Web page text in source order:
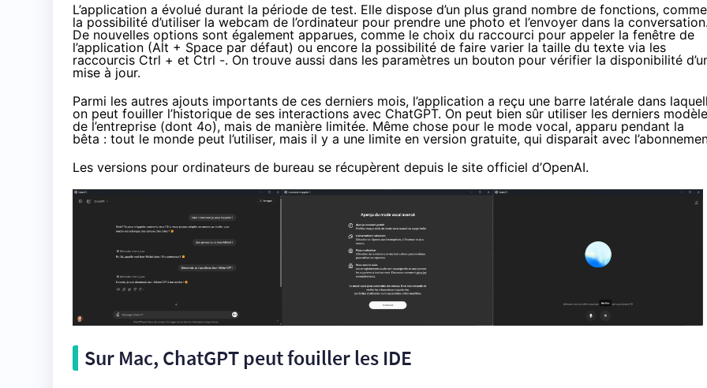
L’application a évolué durant la période de test. Elle dispose d’un plus grand nombre de fonctions, comme
la possibilité d’utiliser la webcam de l’ordinateur pour prendre une photo et l’envoyer dans la conversation.
De nouvelles options sont également apparues, comme le choix du raccourci pour appeler la fenêtre de
l’application (Alt + Space par défaut) ou encore la possibilité de faire varier la taille du texte via les
raccourcis Ctrl + et Ctrl -. On trouve aussi dans les paramètres un bouton pour vérifier la disponibilité
mise à jour.
Parmi les autres ajouts importants de ces derniers mois, l’application a reçu une barre latérale dans
on peut fouiller l’historique de ses interactions avec ChatGPT. On peut bien sûr utiliser les derniers
de l’entreprise (dont 4o), mais de manière limitée. Même chose pour le mode vocal, apparu pendant la
bêta : tout le monde peut l’utiliser, mais il y a une limite en version gratuite, qui disparait avec
Les versions pour ordinateurs de bureau se récupèrent depuis le site officiel d’OpenAI.
Sur Mac, ChatGPT peut fouiller les IDE